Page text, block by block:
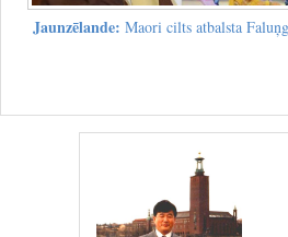
Jaunzēlande: Maori cilts atbalsta